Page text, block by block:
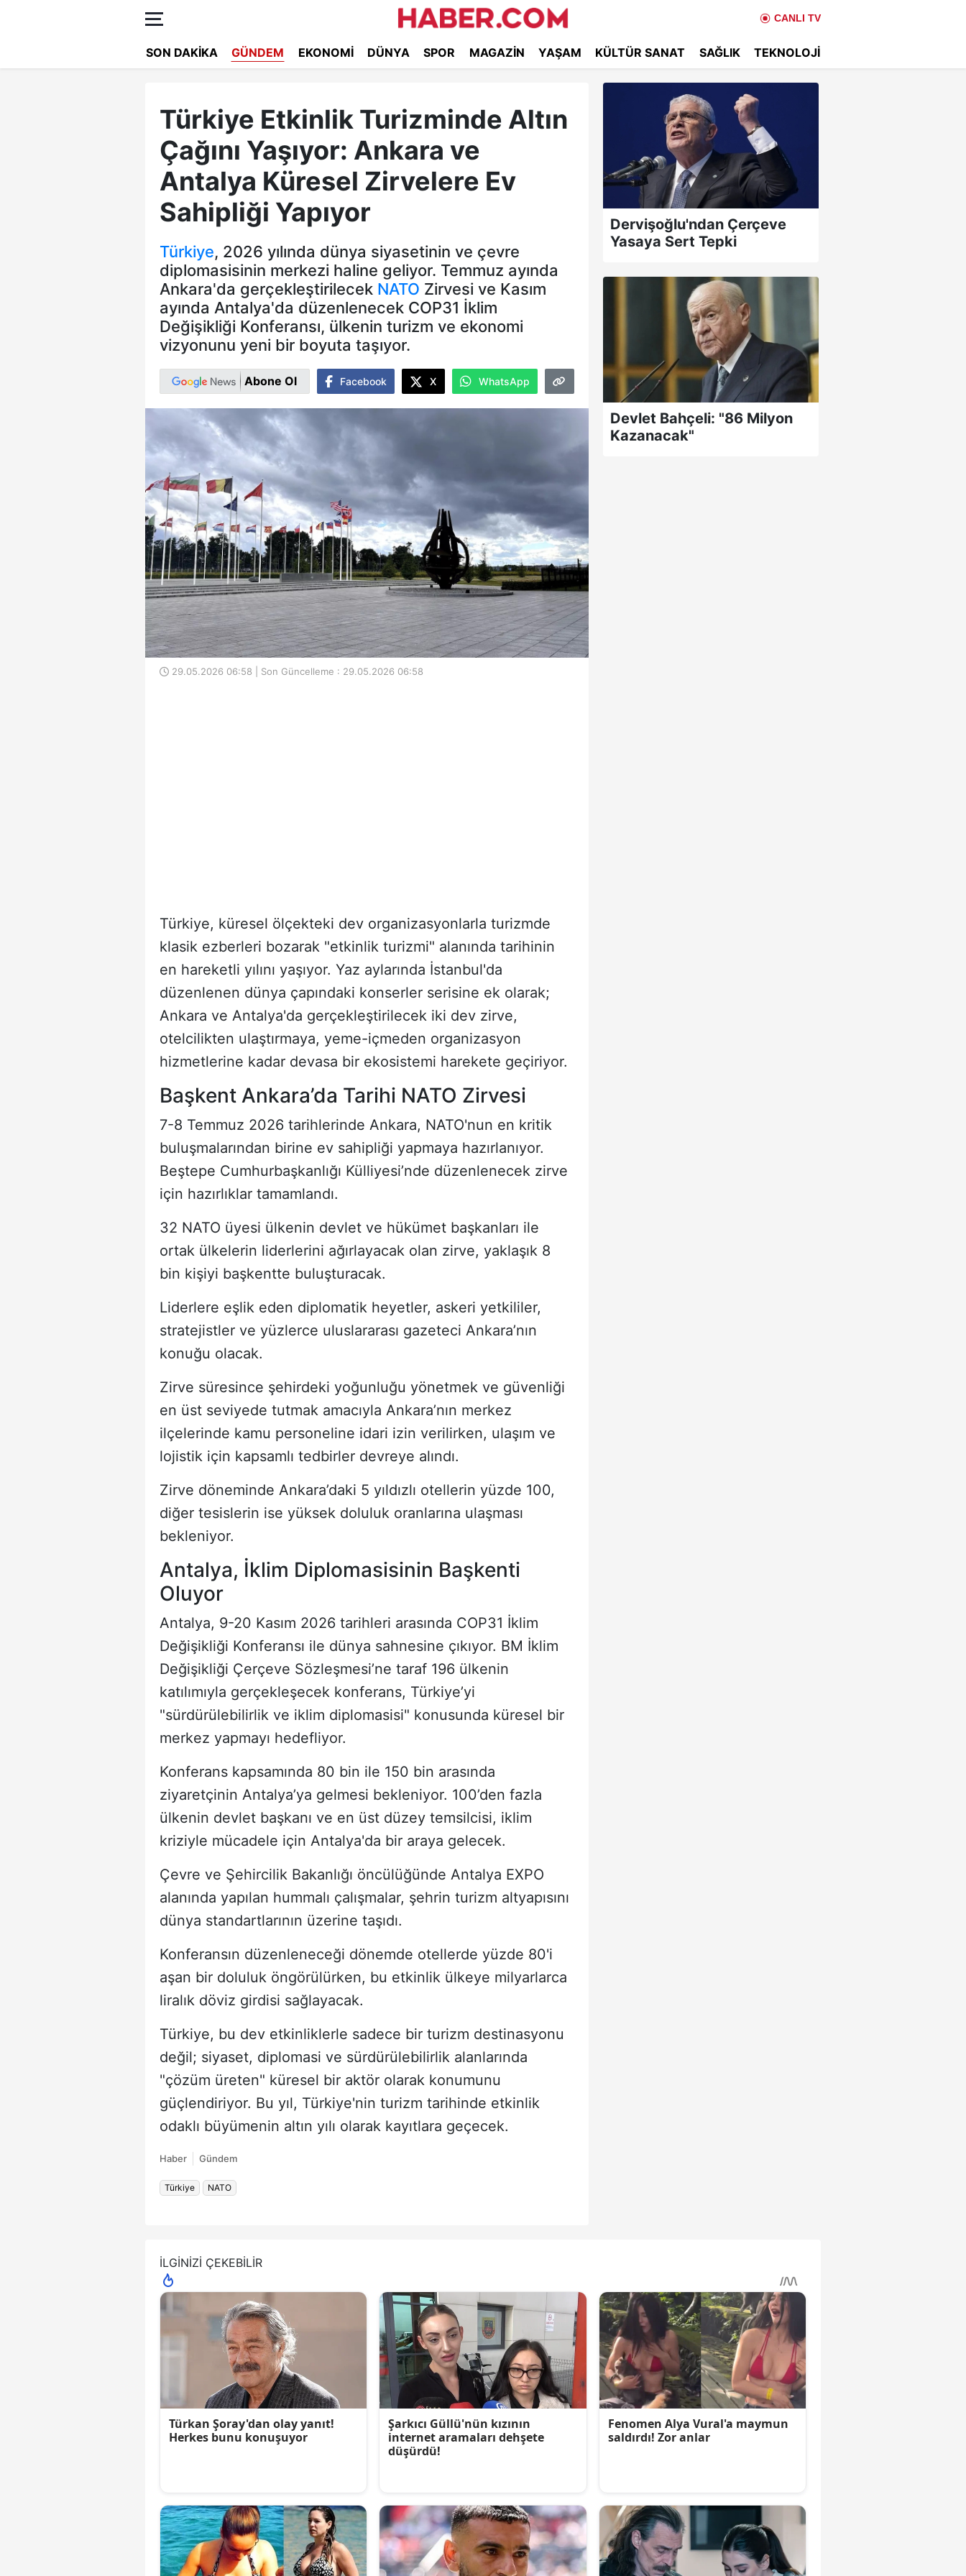
CANLI TV
SON DAKIKA GÜNDEM EKONOMI DÜNYA SPOR MAGAZIN YAŞAM KÜLTÜR SANAT SAĞLIK TEKNOLOJI
Türkiye Etkinlik Turizminde Altın
Çağını Yaşıyor: Ankara ve
Antalya Küresel Zirvelere Ev
Sahipliği Yapıyor
Türkiye, 2026 yılında dünya siyasetinin ve çevre
diplomasisinin merkezi haline geliyor. Temmuz ayında
Ankara'da gerçekleştirilecek NATO Zirvesi ve Kasım
ayında Antalya'da düzenlenecek COP31 İklim
Değişikliği Konferansı, ülkenin turizm ve ekonomi
vizyonunu yeni bir boyuta taşıyor.
Abone Ol Facebook X WhatsApp
29.05.2026 06:58 | Son Güncelleme : 29.05.2026 06:58
Türkiye, küresel ölçekteki dev organizasyonlarla turizmde
klasik ezberleri bozarak "etkinlik turizmi" alanında tarihinin
en hareketli yılını yaşıyor. Yaz aylarında İstanbul'da
düzenlenen dünya çapındaki konserler serisine ek olarak;
Ankara ve Antalya'da gerçekleştirilecek iki dev zirve,
otelcilikten ulaştırmaya, yeme-içmeden organizasyon
hizmetlerine kadar devasa bir ekosistemi harekete geçiriyor.
Başkent Ankara’da Tarihi NATO Zirvesi
7-8 Temmuz 2026 tarihlerinde Ankara, NATO'nun en kritik
buluşmalarından birine ev sahipliği yapmaya hazırlanıyor.
Beştepe Cumhurbaşkanlığı Külliyesi’nde düzenlenecek zirve
için hazırlıklar tamamlandı.
32 NATO üyesi ülkenin devlet ve hükümet başkanları ile
ortak ülkelerin liderlerini ağırlayacak olan zirve, yaklaşık 8
bin kişiyi başkentte buluşturacak.
Liderlere eşlik eden diplomatik heyetler, askeri yetkililer,
stratejistler ve yüzlerce uluslararası gazeteci Ankara’nın
konuğu olacak.
Zirve süresince şehirdeki yoğunluğu yönetmek ve güvenliği
en üst seviyede tutmak amacıyla Ankara’nın merkez
ilçelerinde kamu personeline idari izin verilirken, ulaşım ve
lojistik için kapsamlı tedbirler devreye alındı.
Zirve döneminde Ankara’daki 5 yıldızlı otellerin yüzde 100,
diğer tesislerin ise yüksek doluluk oranlarına ulaşması
bekleniyor.
Antalya, İklim Diplomasisinin Başkenti
Oluyor
Antalya, 9-20 Kasım 2026 tarihleri arasında COP31 İklim
Değişikliği Konferansı ile dünya sahnesine çıkıyor. BM İklim
Değişikliği Çerçeve Sözleşmesi’ne taraf 196 ülkenin
katılımıyla gerçekleşecek konferans, Türkiye’yi
"sürdürülebilirlik ve iklim diplomasisi" konusunda küresel bir
merkez yapmayı hedefliyor.
Konferans kapsamında 80 bin ile 150 bin arasında
ziyaretçinin Antalya’ya gelmesi bekleniyor. 100’den fazla
ülkenin devlet başkanı ve en üst düzey temsilcisi, iklim
kriziyle mücadele için Antalya'da bir araya gelecek.
Çevre ve Şehircilik Bakanlığı öncülüğünde Antalya EXPO
alanında yapılan hummalı çalışmalar, şehrin turizm altyapısını
dünya standartlarının üzerine taşıdı.
Konferansın düzenleneceği dönemde otellerde yüzde 80'i
aşan bir doluluk öngörülürken, bu etkinlik ülkeye milyarlarca
liralık döviz girdisi sağlayacak.
Türkiye, bu dev etkinliklerle sadece bir turizm destinasyonu
değil; siyaset, diplomasi ve sürdürülebilirlik alanlarında
"çözüm üreten" küresel bir aktör olarak konumunu
güçlendiriyor. Bu yıl, Türkiye'nin turizm tarihinde etkinlik
odaklı büyümenin altın yılı olarak kayıtlara geçecek.
Haber Gündem
Türkiye NATO
Dervişoğlu'ndan Çerçeve
Yasaya Sert Tepki
Devlet Bahçeli: "86 Milyon
Kazanacak"
İLGİNİZİ ÇEKEBİLİR